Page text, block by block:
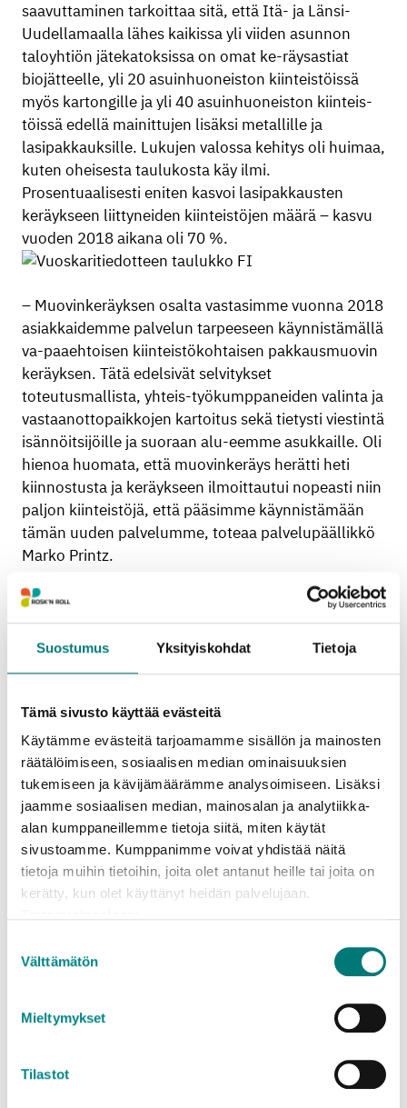
Suostumus Yksityiskohdat Tietoja
Tämä sivusto käyttää evästeitä
Käytämme evästeitä tarjoamamme sisällön ja mainosten
räätälöimiseen, sosiaalisen median ominaisuuksien
tukemiseen ja kävijämäärämme analysoimiseen. Lisäksi
jaamme sosiaalisen median, mainosalan ja analytiikka-
alan kumppaneillemme tietoja siitä, miten käytät
sivustoamme. Kumppanimme voivat yhdistää näitä
tietoja muihin tietoihin, joita olet antanut heille tai joita on
kerätty, kun olet käyttänyt heidän palvelujaan.
valinta
Välttämätön
Mieltymykset
Tilastot
saavuttaminen tarkoittaa sitä, että Itä- ja Länsi-
Uudellamaalla lähes kaikissa yli viiden asunnon
taloyhtiön jätekatoksissa on omat ke-räysastiat
biojätteelle, yli 20 asuinhuoneiston kiinteistöissä
myös kartongille ja yli 40 asuinhuoneiston kiinteis-
töissä edellä mainittujen lisäksi metallille ja
lasipakkauksille. Lukujen valossa kehitys oli huimaa,
kuten oheisesta taulukosta käy ilmi.
Prosentuaalisesti eniten kasvoi lasipakkausten
keräykseen liittyneiden kiinteistöjen määrä – kasvu
vuoden 2018 aikana oli 70 %.
– Muovinkeräyksen osalta vastasimme vuonna 2018
asiakkaidemme palvelun tarpeeseen käynnistämällä
va-paaehtoisen kiinteistökohtaisen pakkausmuovin
keräyksen. Tätä edelsivät selvitykset
toteutusmallista, yhteis-työkumppaneiden valinta ja
vastaanottopaikkojen kartoitus sekä tietysti viestintä
isännöitsijöille ja suoraan alu-eemme asukkaille. Oli
hienoa huomata, että muovinkeräys herätti heti
kiinnostusta ja keräykseen ilmoittautui nopeasti niin
paljon kiinteistöjä, että pääsimme käynnistämään
tämän uuden palvelumme, toteaa palvelupäällikkö
Marko Printz.
Vuoden 2018 lopussa pakkausmuovin
erilliskeräyksessä oli mukana lähes 300 kiinteistöä.
Määrä on jatkuvassa kasvussa.
yleisimmin käytössä taloyhtiöissä ja muissa isoissa
kiinteistöissä. Omakotiasukkaan ratkaisu
hyötyjätteiden keräykseen on vuonna 2018
uudistettu monilokeropalvelu, jossa jäteastian
sisäosa on jaettu lokeroihin, joihin kerätään eri
jätelajeja. Monilokeroastiat tyhjentää erityinen
jäteauto, jossa on omat kammionsa kullekin
jätelajille. Monilokeropalvelussa oli vuoden 2018
lopussa mukana noin 900 kiinteistöä.
94,9 % yhdyskuntajätteestä hyödynnetään
käsittelemästä yhdyskuntajätteestä menee
energiaksi, jolla esimerkiksi lämmitetään taloja.